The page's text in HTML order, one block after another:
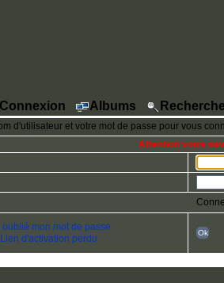
Connexion Albums
d'utilisateur et votre mot de passe pour vous
Attention votre
oublié mon mot de passe
Lien d'activation perdu
Ok